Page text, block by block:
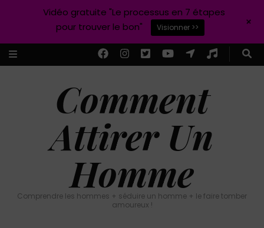
Comment
Attirer Un
Homme
Comprendre les hommes + séduire un homme + le faire tomber
amoureux !
Vidéo gratuite "Le processus en 7 étapes
pour trouver le bon"
Visionner >> +